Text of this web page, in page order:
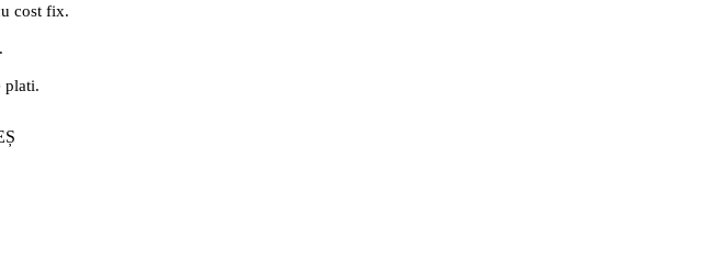
cost fix.
plati.